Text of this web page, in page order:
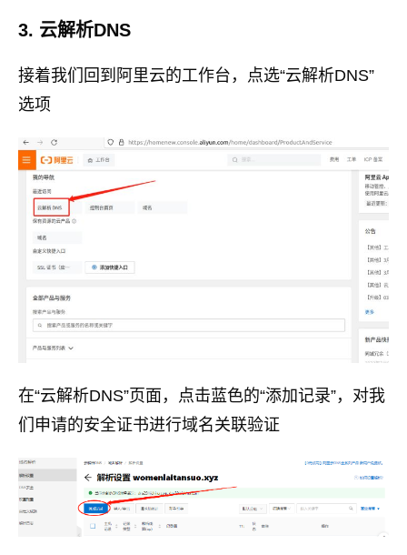
3. 云解析DNS
接着我们回到阿里云的工作台，点选“云解析DNS”
选项
在“云解析DNS”页面，点击蓝色的“添加记录”，对我
们申请的安全证书进行域名关联验证